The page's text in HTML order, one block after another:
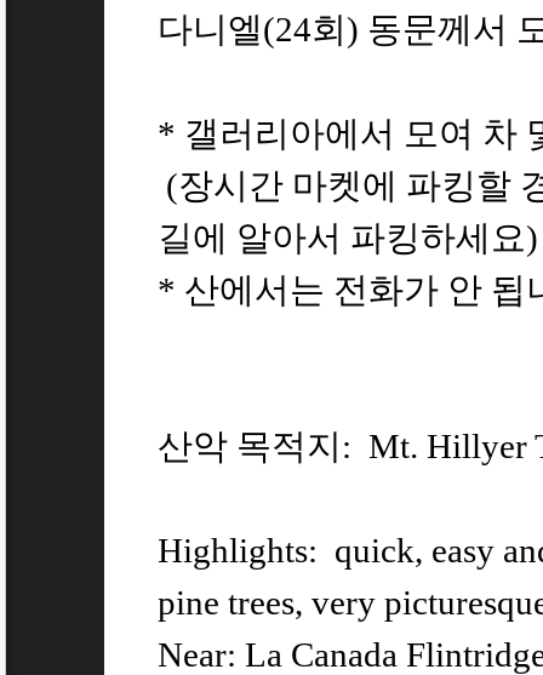
다니엘(24회) 동문께서
* 갤러리아에서 모여 차
(장시간 마켓에 파킹할
길에 알아서 파킹하세요)
* 산에서는 전화가 안 됩
산악 목적지: Mt. Hillyer
Highlights: quick, easy
pine trees, very
Near: La Canada